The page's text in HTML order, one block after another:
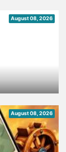
August 08, 2026
August 08, 2026